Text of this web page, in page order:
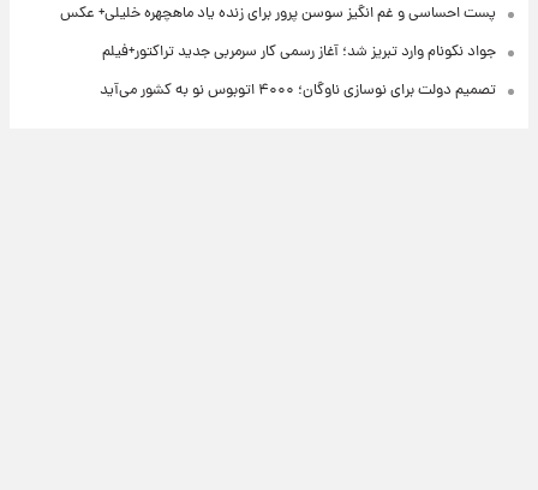
پست احساسی و غم انگیز سوسن پرور برای زنده یاد ماهچهره خلیلی+ عکس
جواد نکونام وارد تبریز شد؛ آغاز رسمی کار سرمربی جدید تراکتور+فیلم
تصمیم دولت برای نوسازی ناوگان؛ ۴۰۰۰ اتوبوس نو به کشور می‌آید